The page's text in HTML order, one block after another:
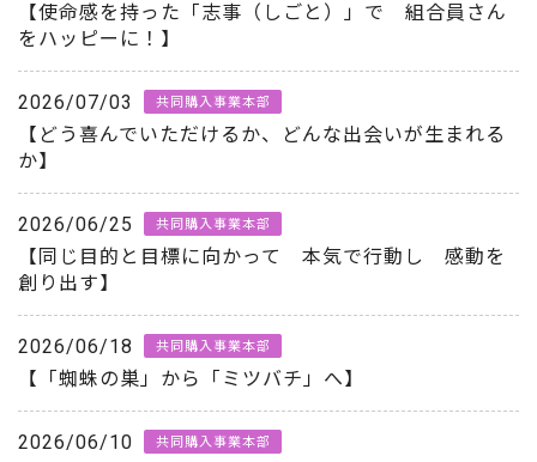
【使命感を持った「志事（しごと）」で 組合員さん
をハッピーに！】
2026/07/03 共同購入事業本部
【どう喜んでいただけるか、どんな出会いが生まれる
か】
2026/06/25 共同購入事業本部
【同じ目的と目標に向かって 本気で行動し 感動を
創り出す】
2026/06/18 共同購入事業本部
【「蜘蛛の巣」から「ミツバチ」へ】
2026/06/10 共同購入事業本部